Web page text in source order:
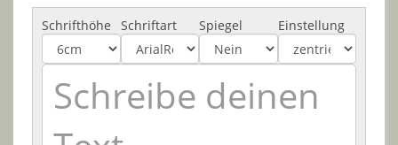
Schrifthöhe Schriftart Spiegel Einstellung